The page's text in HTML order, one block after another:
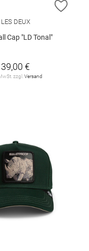
HINZUFÜGEN
LES DEUX
Cap "LD Tonal"
39,00 €
zzgl.Versand